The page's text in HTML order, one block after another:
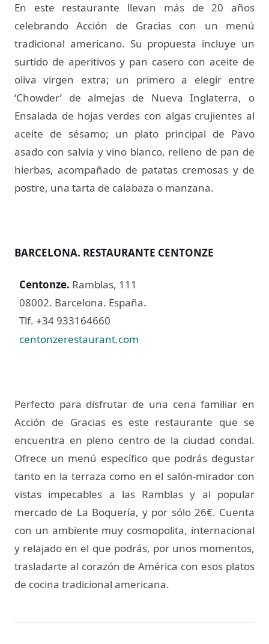
En este restaurante llevan más de 20 años
celebrando Acción de Gracias con un menú
tradicional americano. Su propuesta incluye un
surtido de aperitivos y pan casero con aceite de
oliva virgen extra; un primero a elegir entre
‘Chowder’ de almejas de Nueva Inglaterra, o
Ensalada de hojas verdes con algas crujientes al
aceite de sésamo; un plato principal de Pavo
asado con salvia y vino blanco, relleno de pan de
hierbas, acompañado de patatas cremosas y de
postre, una tarta de calabaza o manzana.
BARCELONA. RESTAURANTE CENTONZE
Centonze. Ramblas, 111
08002. Barcelona. España.
Tlf. +34 933164660
centonzerestaurant.com
Perfecto para disfrutar de una cena familiar en
Acción de Gracias es este restaurante que se
encuentra en pleno centro de la ciudad condal.
Ofrece un menú específico que podrás degustar
tanto en la terraza como en el salón-mirador con
vistas impecables a las Ramblas y al popular
mercado de La Boquería, y por sólo 26€. Cuenta
con un ambiente muy cosmopolita, internacional
y relajado en el que podrás, por unos momentos,
trasladarte al corazón de América con esos platos
de cocina tradicional americana.